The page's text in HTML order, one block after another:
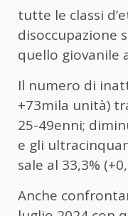
tutte le classi
disoccupazione
quello giovanile
Il numero di
+73mila unità)
25-49enni;
e gli
sale al 33,3%
Anche